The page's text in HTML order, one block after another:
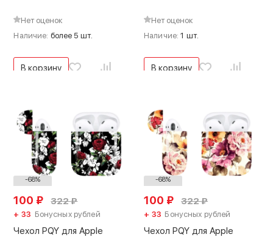
Нет оценок
Наличие: более 5 шт.
В корзину
Нет оценок
Наличие:1 шт.
В корзину
-68%
100 ₽ 322₽
+ 33 Бонусных рублей
Чехол PQY для Apple
-68%
100 ₽ 322₽
+ 33 Бонусных рублей
Чехол PQY для Apple